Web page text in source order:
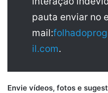
pauta enviar no
mail:
il.com.
Envie vídeos, fotos e